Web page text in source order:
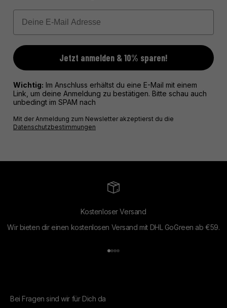
Email
Jetzt anmelden & 10% sparen!
Wichtig: Im Anschluss erhältst du eine E-Mail mit einem
Link, um deine Anmeldung zu bestätigen. Bitte schau auch
unbedingt im SPAM nach
Mit der Anmeldung zum Newsletter akzeptierst du die
Datenschutzbestimmungen
Kostenloser Versand
Wir bieten dir einen kostenlosen Versand mit DHL GoGreen ab €59.
Gehe zu Element 1
Gehe zu Element 2
Gehe zu Element 3
Gehe zu Element 4
Bei Fragen sind wir für Dich da